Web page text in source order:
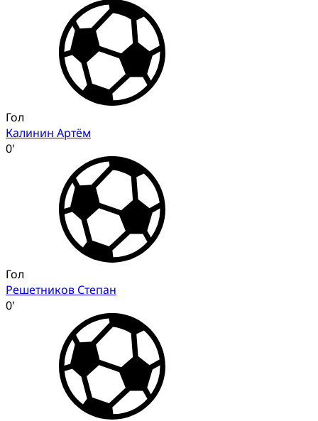
Гол
Калинин Артём
0'
Гол
Решетников Степан
0'